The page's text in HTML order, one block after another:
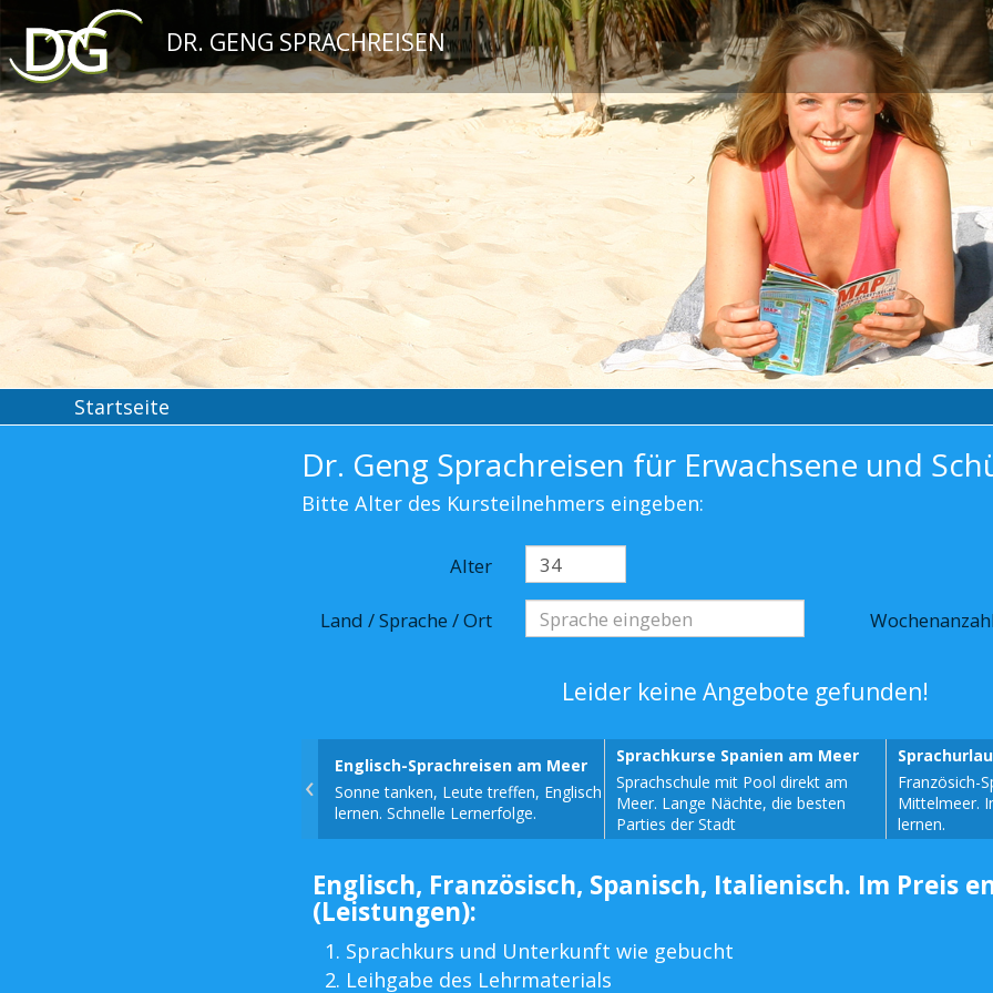
DR. GENG SPRACHREISEN
Startseite
Dr. Geng Sprachreisen für Erwachsene und
Bitte Alter des Kursteilnehmers eingeben:
Alter
Land / Sprache / Ort Wochenanzahl
Leider keine Angebote gefunden!
Englisch-Sprachreisen am Meer
Sonne tanken, Leute treffen, Englisch
lernen. Schnelle Lernerfolge.
Sprachkurse Spanien am Meer
Sprachschule mit Pool direkt am
Meer. Lange Nächte, die besten
Parties der Stadt
Französich-
Mittelmeer.
lernen.
‹
Englisch, Französisch, Spanisch, Italienisch. Im Preis
(Leistungen):
Sprachkurs und Unterkunft wie gebucht
Leihgabe des Lehrmaterials